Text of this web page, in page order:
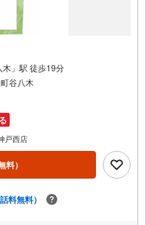
木」駅 徒歩19分
谷八木
戸西店
料）
料無料）